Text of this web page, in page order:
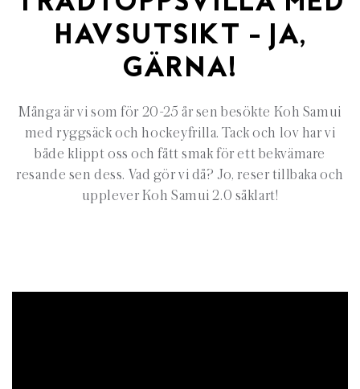
HAVSUTSIKT – JA,
GÄRNA!
Många är vi som för 20-25 år sen besökte Koh Samui
med ryggsäck och hockeyfrilla. Tack och lov har vi
både klippt oss och fått smak för ett bekvämare
resande sen dess. Vad gör vi då? Jo, reser tillbaka och
upplever Koh Samui 2.0 såklart!